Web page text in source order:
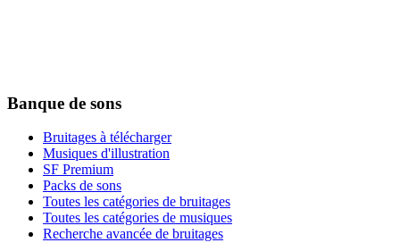
Banque de sons
Bruitages à télécharger
Musiques d'illustration
SF Premium
Packs de sons
Toutes les catégories de bruitages
Toutes les catégories de musiques
Recherche avancée de bruitages